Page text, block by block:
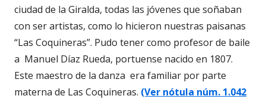
ciudad de la Giralda, todas las jóvenes que soñaban
con ser artistas, como lo hicieron nuestras paisanas
“Las Coquineras”. Pudo tener como profesor de baile
a Manuel Díaz Rueda, portuense nacido en 1807.
Este maestro de la danza era familiar por parte
materna de Las Coquineras. (Ver nótula núm. 1.042